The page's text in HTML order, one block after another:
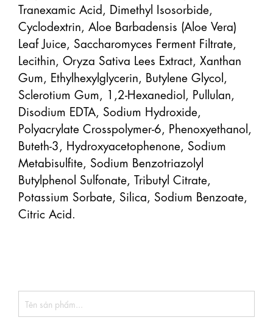
Tranexamic Acid, Dimethyl Isosorbide,
Cyclodextrin, Aloe Barbadensis (Aloe Vera)
Leaf Juice, Saccharomyces Ferment Filtrate,
Lecithin, Oryza Sativa Lees Extract, Xanthan
Gum, Ethylhexylglycerin, Butylene Glycol,
Sclerotium Gum, 1,2-Hexanediol, Pullulan,
Disodium EDTA, Sodium Hydroxide,
Polyacrylate Crosspolymer-6, Phenoxyethanol,
Buteth-3, Hydroxyacetophenone, Sodium
Metabisulfite, Sodium Benzotriazolyl
Butylphenol Sulfonate, Tributyl Citrate,
Potassium Sorbate, Silica, Sodium Benzoate,
Citric Acid.